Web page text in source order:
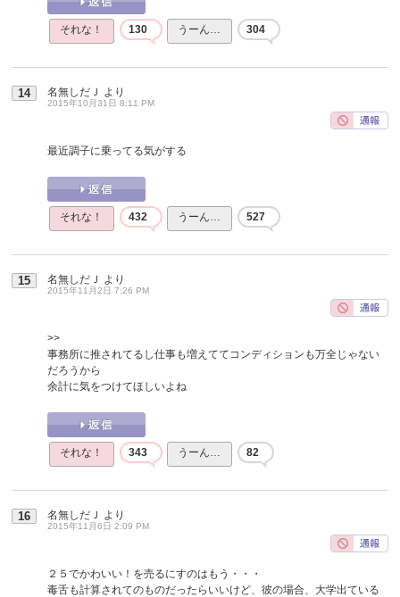
それな！ 130 うーん… 304
14 名無しだＪ より
2015年10月31日 8:11 PM
最近調子に乗ってる気がする
それな！ 432 うーん… 527
15 名無しだＪ より
2015年11月2日 7:26 PM
>>
事務所に推されてるし仕事も増えててコンディションも万全じゃない
だろうから
余計に気をつけてほしいよね
それな！ 343 うーん… 82
16 名無しだＪ より
2015年11月6日 2:09 PM
２５でかわいい！を売るにすのはもう・・・
毒舌も計算されてのものだったらいいけど、彼の場合、大学出ている